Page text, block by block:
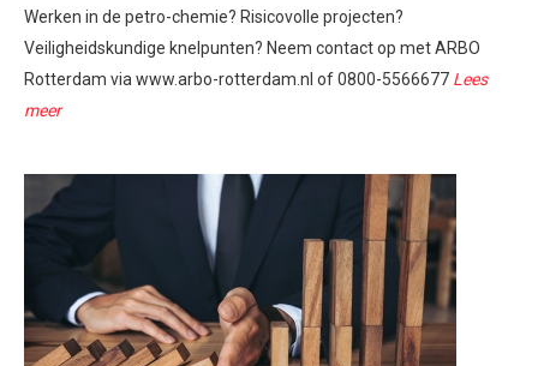
Werken in de petro-chemie? Risicovolle projecten?
Veiligheidskundige knelpunten? Neem contact op met ARBO
Rotterdam via www.arbo-rotterdam.nl of 0800-5566677 Lees
meer